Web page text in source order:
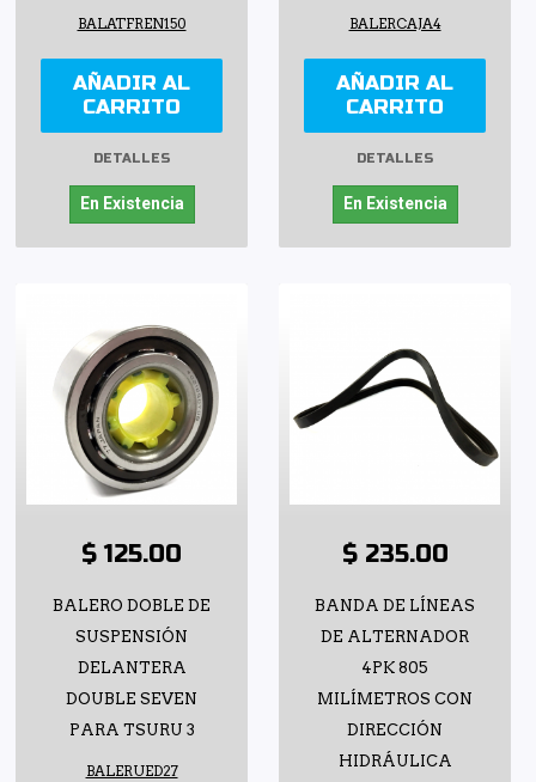
BALATFREN150
AÑADIR AL
CARRITO
DETALLES
En Existencia
BALERCAJA4
AÑADIR AL
CARRITO
DETALLES
En Existencia
$ 125.00
BALERO DOBLE DE
SUSPENSIÓN
DELANTERA
DOUBLE SEVEN
PARA TSURU 3
BALERUED27
$ 235.00
BANDA DE LÍNEAS
DE ALTERNADOR
4PK 805
MILÍMETROS CON
DIRECCIÓN
HIDRÁULICA